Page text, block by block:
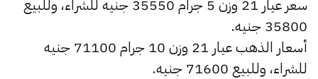
سعر عيار 21 وزن 5 جرام 35550 جنيه للشراء، وللبيع
35800 جنيه.
أسعار الذهب عيار 21 وزن 10 جرام 71100 جنيه
للشراء، وللبيع 71600 جنيه.